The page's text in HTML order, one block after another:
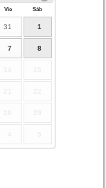
Vie Sáb
31 1
7 8